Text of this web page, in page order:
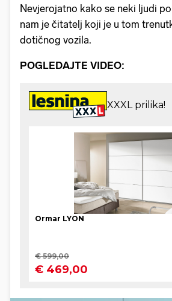
Nevjerojatno kako se neki ljudi
nam je čitatelj koji je u tom
dotičnog vozila.
POGLEDAJTE VIDEO: